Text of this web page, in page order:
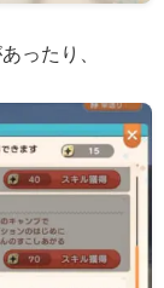
ったり、